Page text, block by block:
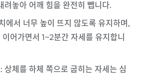
려놓아 어깨 힘을 완전히 뺍니다.
에서 너무 높이 뜨지 않도록 유지하며,
어가면서 1~2분간 자세를 유지합니
: 상체를 하체 쪽으로 굽히는 자세는 심